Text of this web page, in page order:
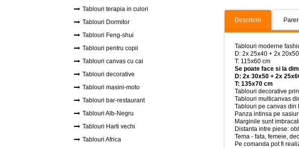
Descriere
Tablouri moderne
D: 2x 25x40 + 2x
T: 115x60 cm
Se poate face si la
D: 2x 30x50 + 2x
T: 135x70 cm
Tablouri decorative
Tablouri multicanvas
Tablouri pe canvas din
Panza intinsa pe
Marginile sunt
Distanta intre piese:
Tema - fata, femeie,
Pe comanda pot fi
Tablouri terapia in culori
Tablouri Dormitor
Tablouri Feng-shui
Tablouri pentru copii
Tablouri canvas cu cai
Tablouri decorative
Tablouri masini-moto
Tablouri bar-restaurant
Tablouri Alb-Negru
Tablouri Harti vechi
Tablouri Africa